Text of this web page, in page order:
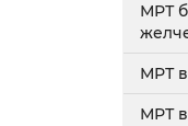
МРТ
МРТ
МРТ